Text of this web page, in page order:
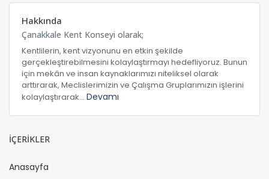
Hakkında
Çanakkale Kent Konseyi olarak;
Kentlilerin, kent vizyonunu en etkin şekilde
gerçekleştirebilmesini kolaylaştırmayı hedefliyoruz. Bunun
için mekân ve insan kaynaklarımızı niteliksel olarak
arttırarak, Meclislerimizin ve Çalışma Gruplarımızın işlerini
kolaylaştırarak... Devamı
İÇERİKLER
Anasayfa